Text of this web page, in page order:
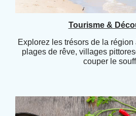
Tourisme &
Explorez les trésors de la région
plages de rêve, villages
couper le